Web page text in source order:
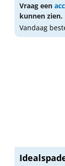
Vraag een
kunnen zien.
Vandaag